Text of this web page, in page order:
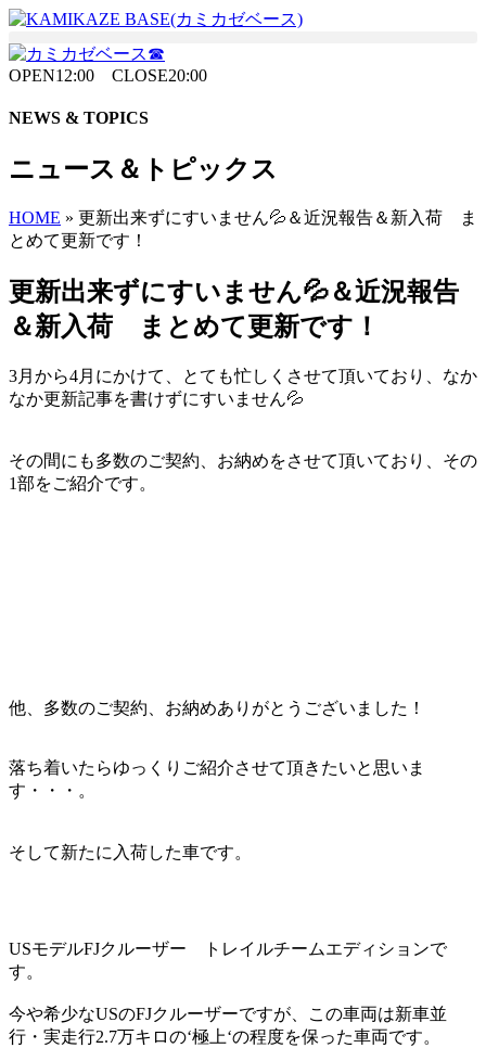
Skip
the
content
OPEN12:00 CLOSE20:00
NEWS & TOPICS
ニュース＆トピックス
HOME » 更新出来ずにすいません💦＆近況報告＆新入荷 ま
とめて更新です！
更新出来ずにすいません💦＆近況報告
＆新入荷 まとめて更新です！
3月から4月にかけて、とても忙しくさせて頂いており、なか
なか更新記事を書けずにすいません💦
その間にも多数のご契約、お納めをさせて頂いており、その
1部をご紹介です。
他、多数のご契約、お納めありがとうございました！
落ち着いたらゆっくりご紹介させて頂きたいと思いま
す・・・。
そして新たに入荷した車です。
USモデルFJクルーザー トレイルチームエディションで
す。
今や希少なUSのFJクルーザーですが、この車両は新車並
行・実走行2.7万キロの‘極上‘の程度を保った車両です。